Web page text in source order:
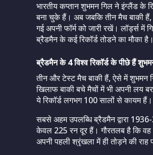
भारतीय कप्तान शुभमन गिल ने इंग्लैंड के
बना चुके हैं। अब जबकि तीन मैच बाकी हैं,
गई अपनी फॉर्म को जारी रखें। लॉर्ड्स
ब्रैडमैन के कई रिकॉर्ड तोडने का मौका है।
ब्रैडमैन के 4 विश्व रिकॉर्ड के पीछे हैं
तीन और टेस्ट मैच बाकी हैं, ऐसे में शुभमन
खिलाफ बाकी बचे मैचों में भी अपनी लय
ये रिकॉर्ड लगभग 100 सालों से कायम हैं।
सबसे अहम उपलब्धि ब्रैडमैन द्वारा
केवल 225 रन दूर हैं। गौरतलब है कि
अपनी पहली श्रृंखला में ही तोड़ने की राह